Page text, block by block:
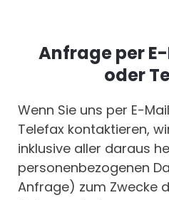
Anfrage per
oder
Wenn Sie uns per E-
Telefax kontaktieren,
inklusive aller daraus
personenbezogenen
Anfrage) zum Zwecke